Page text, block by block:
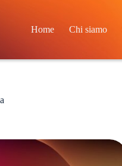
Home Chi siamo